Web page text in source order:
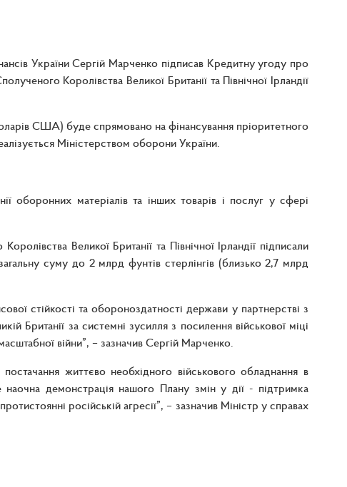
України Сергій Марченко підписав Кредитну угоду про
Королівства Великої Британії та Північної Ірландії
США) буде спрямовано на фінансування пріоритетного
Міністерством оборони України.
оборонних матеріалів та інших товарів і послуг у сфері
Великої Британії та Північної Ірландії підписали
суму до 2 млрд фунтів стерлінгів (близько 2,7 млрд
стійкості та обороноздатності держави у партнерстві з
Британії за системні зусилля з посилення військової міці
війни”, – зазначив Сергій Марченко.
життєво необхідного військового обладнання в
демонстрація нашого Плану змін у дії - підтримка
російській агресії”, – зазначив Міністр у справах